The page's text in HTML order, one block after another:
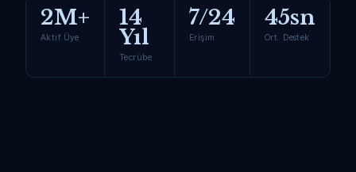
2M+
Aktif Üye
14
Yıl
Tecrübe
7/24
Erişim
45sn
Ort. Destek